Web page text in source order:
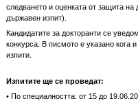
следването и оценката от защита
държавен изпит).
Кандидатите за докторанти се
конкурса. В писмото е указано кога
изпити.
Изпитите ще се проведат:
• По специалността: от 15 до